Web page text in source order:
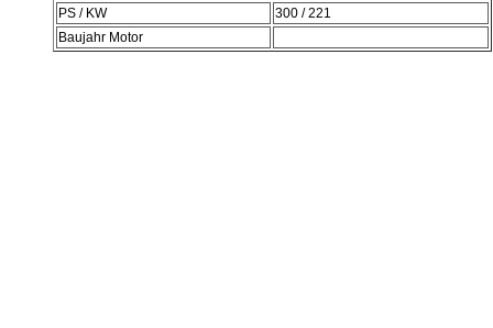
PS / KW
300 / 221
Baujahr Motor